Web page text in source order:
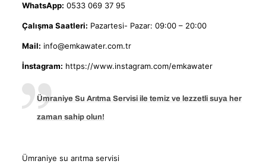
WhatsApp: 0533 069 37 95
Çalışma Saatleri: Pazartesi- Pazar: 09:00 – 20:00
Mail: info@emkawater.com.tr
İnstagram: https://www.instagram.com/emkawater
Ümraniye Su Arıtma Servisi ile temiz ve lezzetli suya her
zaman sahip olun!
Ümraniye su arıtma servisi